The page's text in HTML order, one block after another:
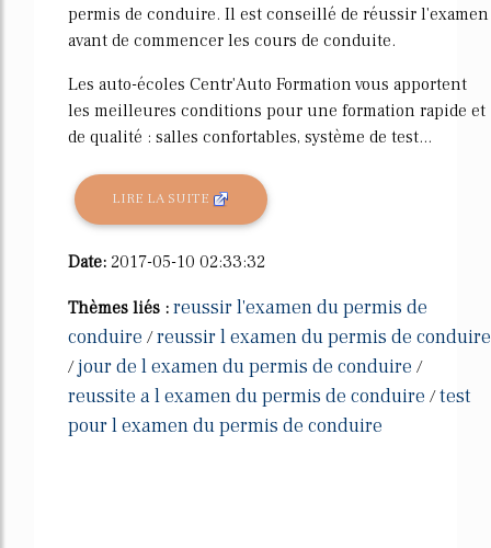
permis de conduire. Il est conseillé de réussir l'examen
avant de commencer les cours de conduite.
Les auto-écoles Centr'Auto Formation vous apportent
les meilleures conditions pour une formation rapide et
de qualité : salles confortables, système de test...
LIRE LA SUITE
Date: 2017-05-10 02:33:32
Thèmes liés : reussir l'examen du permis de
conduire /reussir l examen du permis de conduire
/jour de l examen du permis de conduire /
reussite a l examen du permis de conduire /test
pour l examen du permis de conduire